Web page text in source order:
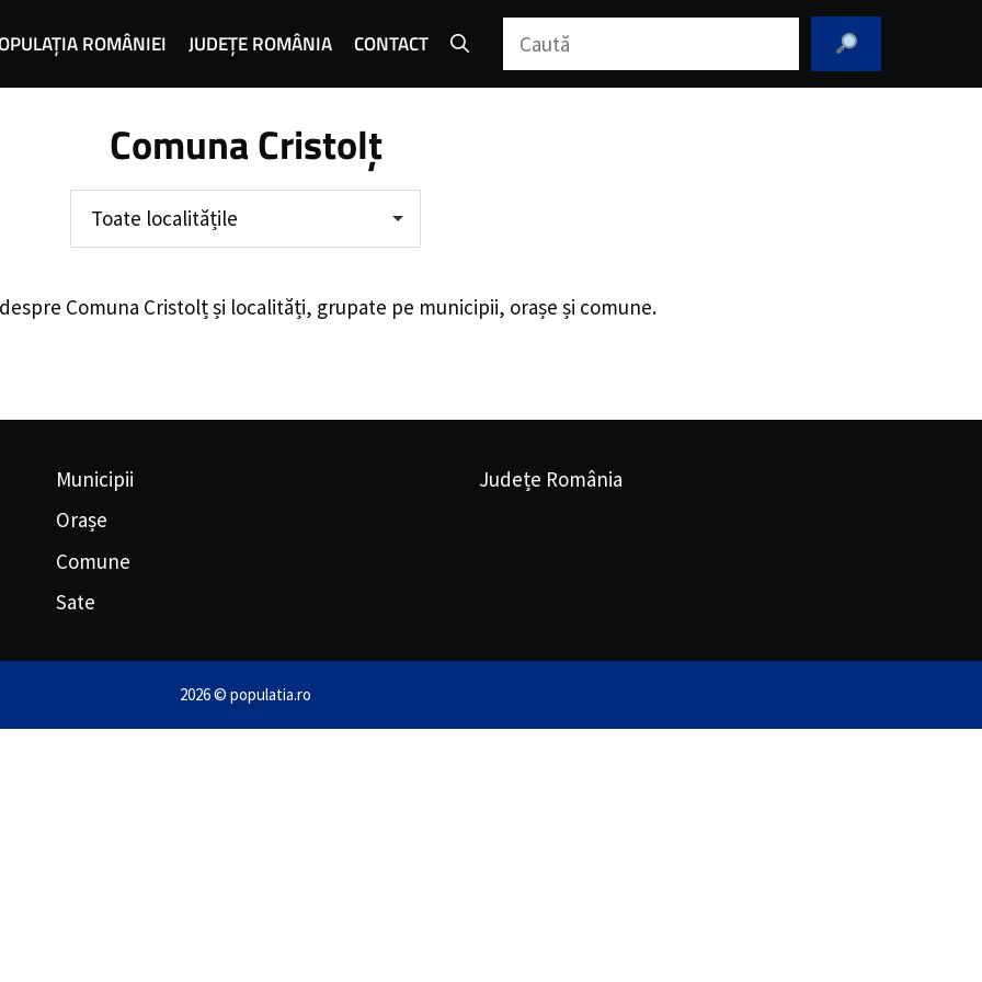
ROMÂNIEI JUDEȚE ROMÂNIA CONTACT Caută
Comuna Cristolț
Toate localitățile
Comuna Cristolțși localități, grupate pe municipii, orașe și comune.
Municipii
Orașe
Comune
Sate
Județe România
2026 © populatia.ro